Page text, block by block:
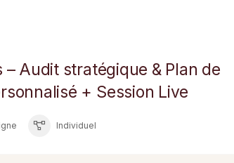
Audit stratégique & Plan de
+ Session Live
Individuel